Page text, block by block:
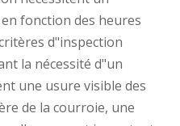
fonction des heures
d"inspection
la nécessité d"un
une usure visible des
de la courroie, une